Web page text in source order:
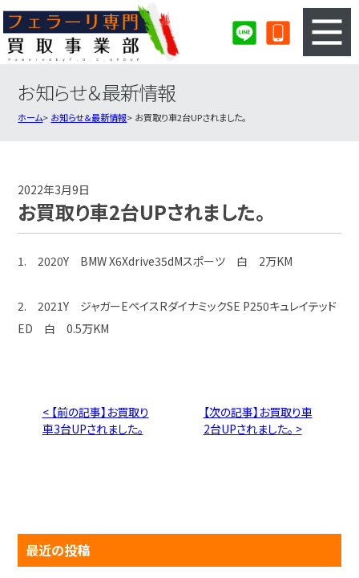
3ステップのカンタン査定
フェラーリ買取実績
お知らせ＆最新情報
ホーム お知らせ＆最新情報 お買取り車2台UPされました。
2022年3月9日
お買取り車2台UPされました。
1. 2020Y BMW X6Xdrive35dMスポーツ 白 2万KM
2. 2021Y ジャガーEペイスRダイナミックSE P250キュレイテッド
ED 白 0.5万KM
< 【前の記事】お買取り
車3台UPされました。
【次の記事】お買取り車
2台UPされました。 >
最近の投稿